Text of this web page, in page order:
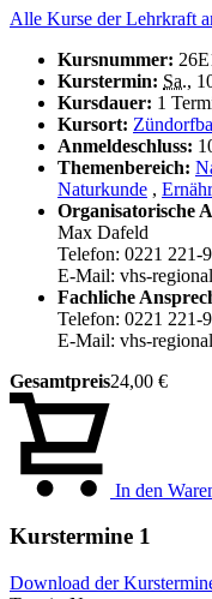
Alle Kurse der Lehrkraft
Kursnummer:
Kurstermin: Sa.,
Kursdauer: 1
Kursort:
Anmeldeschluss:
Themenbereich:
Naturkunde ,
Organisatorische
Max Dafeld
Telefon: 0221 221-
E-Mail: vhs-
Fachliche
Telefon: 0221 221-
E-Mail: vhs-
Gesamtpreis24,00 €
In den
Kurstermine 1
Download der